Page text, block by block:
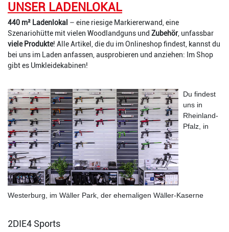
UNSER LADENLOKAL
440 m² Ladenlokal – eine riesige Markiererwand, eine
Szenariohütte mit vielen Woodlandguns und Zubehör, unfassbar
viele Produkte! Alle Artikel, die du im Onlineshop findest, kannst du
bei uns im Laden anfassen, ausprobieren und anziehen: Im Shop
gibt es Umkleidekabinen!
Du findest
uns in
Rheinland-
Pfalz, in
Westerburg, im Wäller Park, der ehemaligen Wäller-Kaserne
2DIE4 Sports